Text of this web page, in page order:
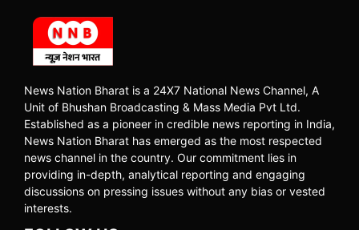
News Nation Bharat is a 24X7 National News Channel, A
Unit of Bhushan Broadcasting & Mass Media Pvt Ltd.
Established as a pioneer in credible news reporting in India,
News Nation Bharat has emerged as the most respected
news channel in the country. Our commitment lies in
providing in-depth, analytical reporting and engaging
discussions on pressing issues without any bias or vested
interests.